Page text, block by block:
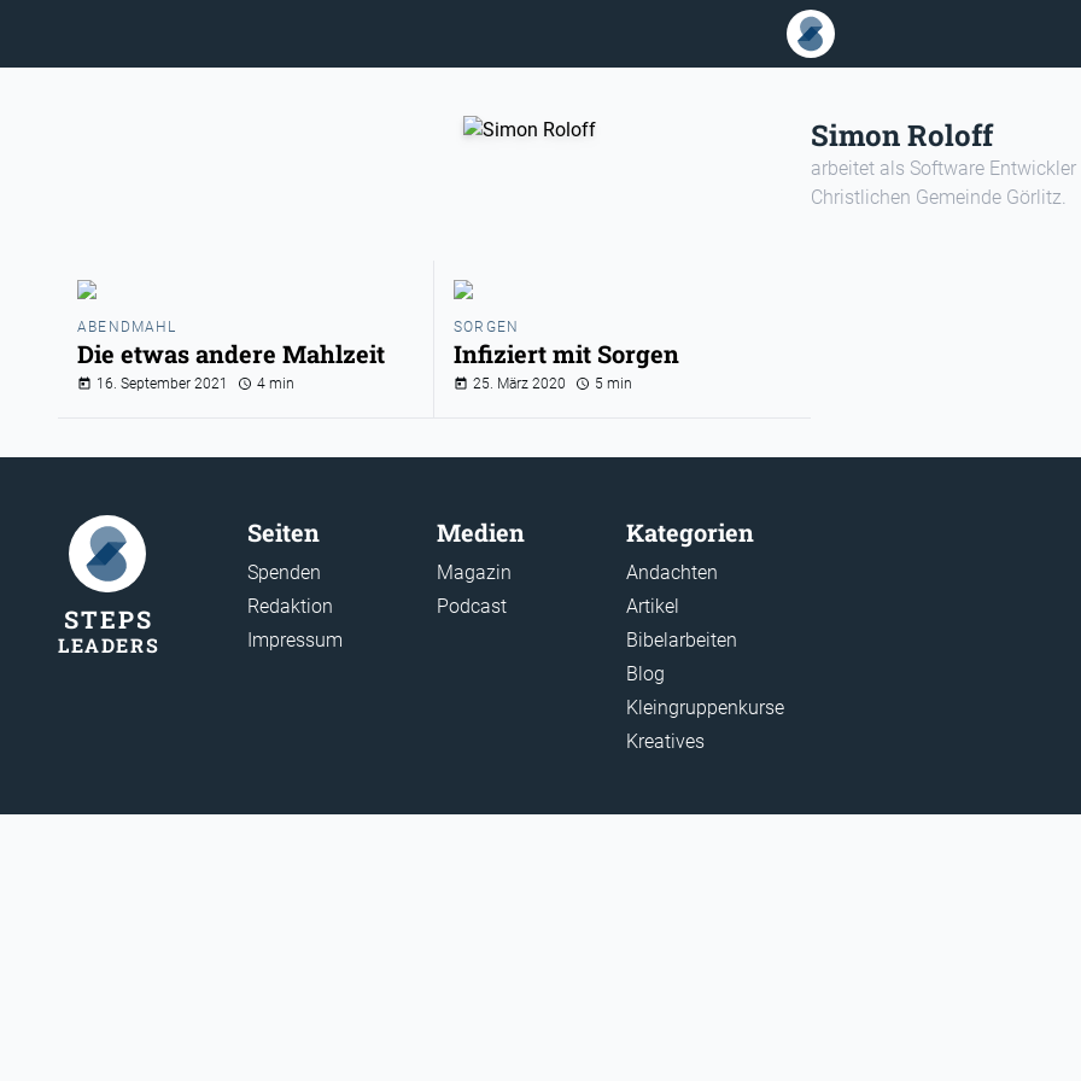
Simon Roloff
arbeitet als Software
Christlichen Gemeinde Görlitz.
ABENDMAHL
Die etwas andere Mahlzeit
16. September 2021 4 min
SORGEN
Infiziert mit Sorgen
25. März 2020 5 min
STEPS
LEADERS
Seiten
Spenden
Redaktion
Impressum
Medien
Magazin
Podcast
Kategorien
Andachten
Artikel
Bibelarbeiten
Blog
Kleingruppenkurse
Kreatives